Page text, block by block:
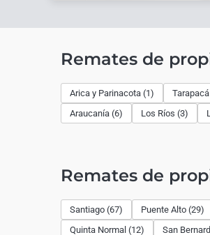
Remates de
Arica y Parinacota (1)
Araucanía (6)
Los Ríos (3)
Remates de
Santiago (67) Puente Alto (29)
Quinta Normal (12)
San